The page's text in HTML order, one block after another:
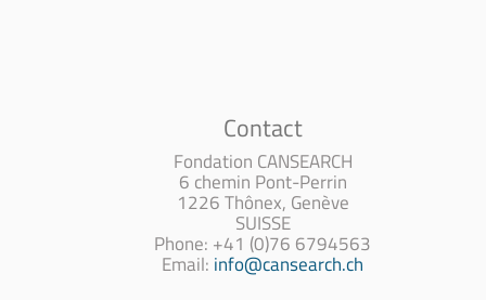
Contact
Fondation CANSEARCH
6 chemin Pont-Perrin
1226 Thônex, Genève
SUISSE
Phone: +41 (0)76 6794563
Email: info@cansearch.ch